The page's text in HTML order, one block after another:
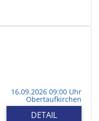
16.09.2026 09:00 Uhr
Obertaufkirchen
DETAIL